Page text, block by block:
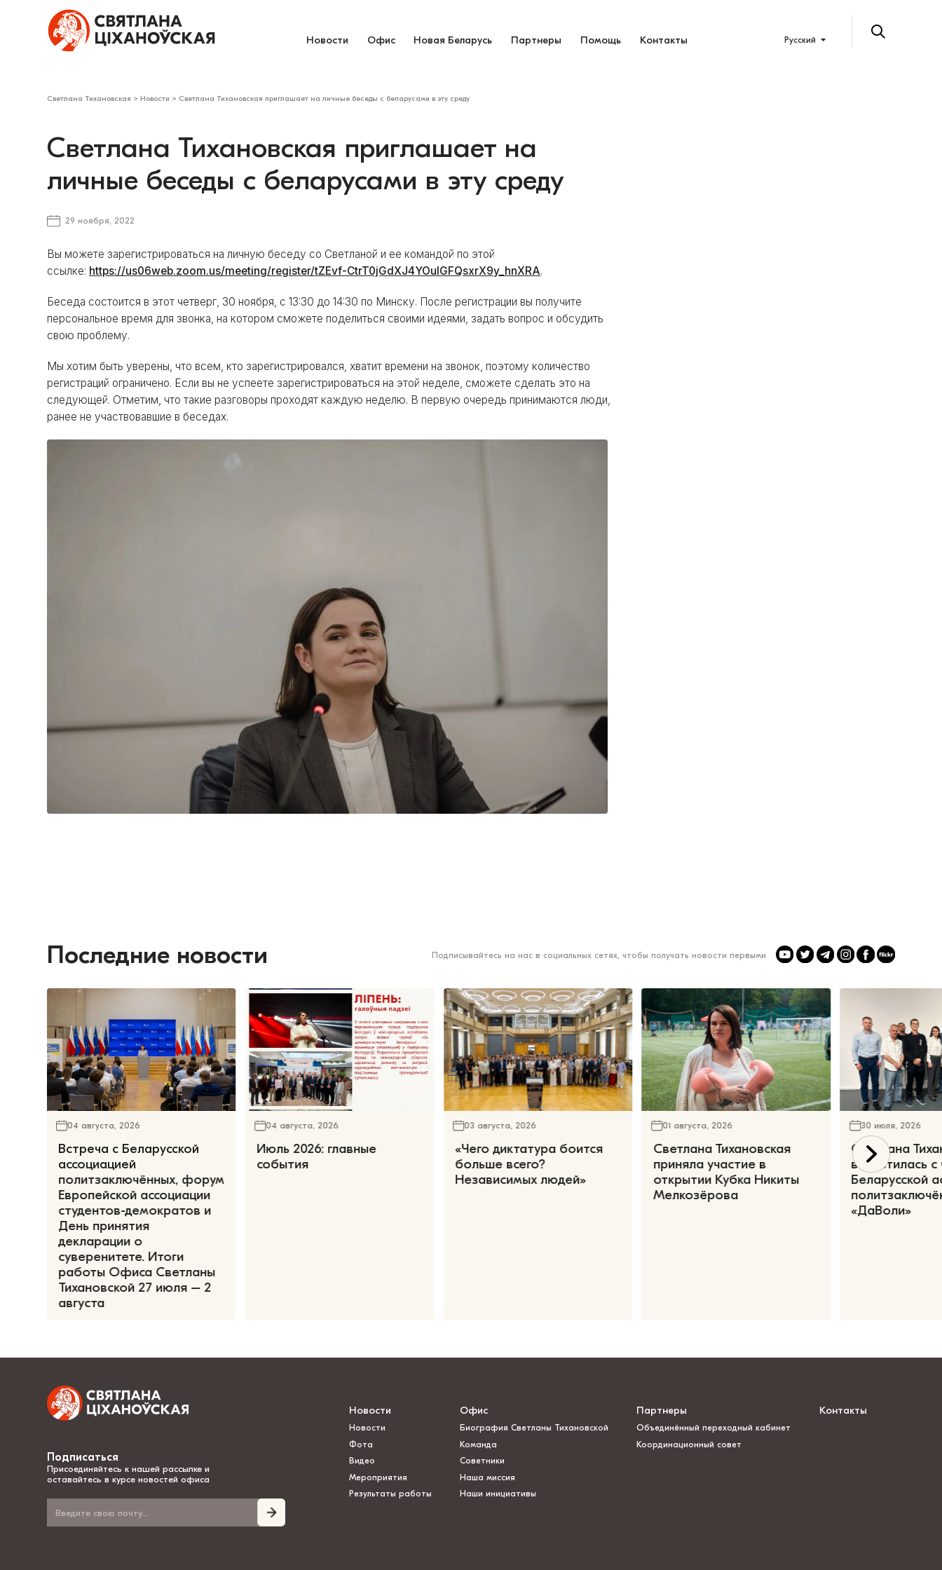
Новости Офис Новая Беларусь Партнеры Помощь Контакты Русский
Светлана Тихановская > Новости > Светлана Тихановская приглашает на личные беседы с беларусами в эту среду
Светлана Тихановская приглашает на
личные беседы с беларусами в эту среду
29 ноября, 2022
Вы можете зарегистрироваться на личную беседу со Светланой и ее командой по этой
ссылке: https://us06web.zoom.us/meeting/register/tZEvf-CtrT0jGdXJ4YOulGFQsxrX9y_hnXRA.
Беседа состоится в этот четверг, 30 ноября, с 13:30 до 14:30 по Минску. После регистрации вы получите
персональное время для звонка, на котором сможете поделиться своими идеями, задать вопрос и обсудить
свою проблему.
Мы хотим быть уверены, что всем, кто зарегистрировался, хватит времени на звонок, поэтому количество
регистраций ограничено. Если вы не успеете зарегистрироваться на этой неделе, сможете сделать это на
следующей. Отметим, что такие разговоры проходят каждую неделю. В первую очередь принимаются люди,
ранее не участвовавшие в беседах.
Последние новости Подписывайтесь на нас в социальных сетях, чтобы получать новости первыми
04 августа, 2026
Встреча с Беларусской
ассоциацией
политзаключённых, форум
Европейской ассоциации
студентов-демократов и
День принятия
декларации о
суверенитете. Итоги
работы Офиса Светланы
Тихановской 27 июля – 2
августа
04 августа, 2026
Июль 2026: главные
события
03 августа, 2026
«Чего диктатура боится
больше всего?
Независимых людей»
01 августа, 2026
Светлана Тихановская
приняла участие в
открытии Кубка Никиты
Мелкозёрова
30 июля, 2026
Светлана
встретилась
Беларусской
«ДаВоли»
Подписаться
Присоединяйтесь к нашей рассылке и
оставайтесь в курсе новостей офиса
Новости
Новости
Фота
Видео
Мероприятия
Результаты работы
Офис
Биография Светланы Тихановской
Команда
Советники
Наша миссия
Наши инициативы
Партнеры
Объединённый переходный кабинет
Координационный совет
Контакты